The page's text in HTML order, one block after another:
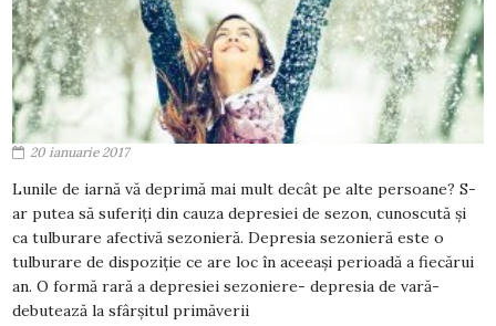
20 ianuarie 2017
Lunile de iarnă vă deprimă mai mult decât pe alte persoane? S-
ar putea să suferiți din cauza depresiei de sezon, cunoscută și
ca tulburare afectivă sezonieră. Depresia sezonieră este o
tulburare de dispoziție ce are loc în aceeași perioadă a fiecărui
an. O formă rară a depresiei sezoniere- depresia de vară-
debutează la sfârșitul primăverii